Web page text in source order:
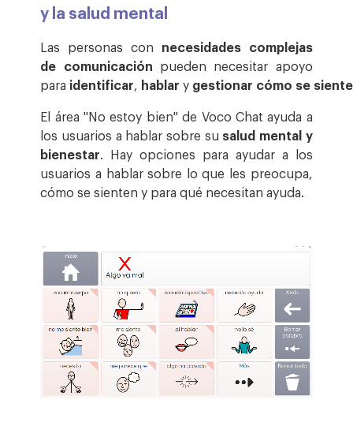
y la salud mental
Las personas con necesidades complejas
de comunicación pueden necesitar apoyo
para identificar, hablar y gestionar cómo se
El área "No estoy bien" de Voco Chat ayuda a
los usuarios a hablar sobre su salud mental y
bienestar. Hay opciones para ayudar a los
usuarios a hablar sobre lo que les preocupa,
cómo se sienten y para qué necesitan ayuda.